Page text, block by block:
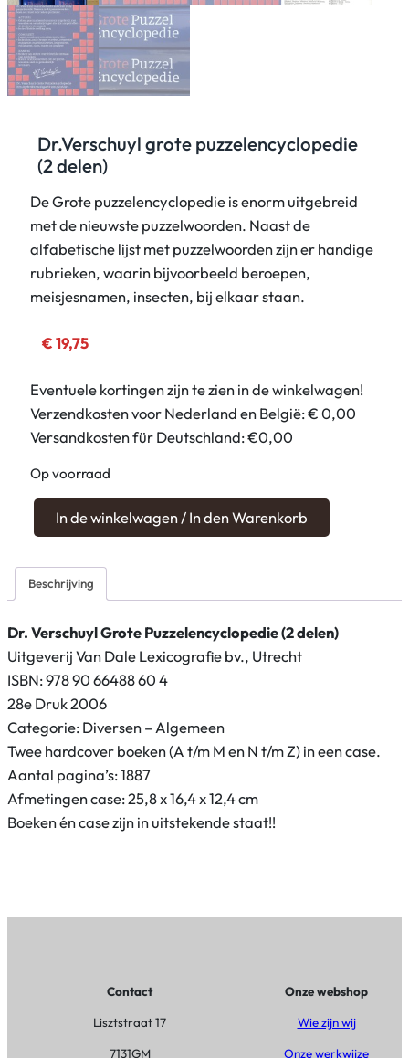
Dr.Verschuyl grote puzzelencyclopedie
(2 delen)
De Grote puzzelencyclopedie is enorm uitgebreid
met de nieuwste puzzelwoorden. Naast de
alfabetische lijst met puzzelwoorden zijn er handige
rubrieken, waarin bijvoorbeeld beroepen,
meisjesnamen, insecten, bij elkaar staan.
€19,75
Eventuele kortingen zijn te zien in de winkelwagen!
Verzendkosten voor Nederland en België: € 0,00
Versandkosten für Deutschland: €0,00
Op voorraad
r
V
r
s
c
h
u
y
l
g
r
p
In de winkelwagen / In den Warenkorb
Beschrijving
Dr. Verschuyl Grote Puzzelencyclopedie (2 delen)
Uitgeverij Van Dale Lexicografie bv., Utrecht
ISBN: 978 90 66488 60 4
28e Druk 2006
Categorie: Diversen – Algemeen
Twee hardcover boeken (A t/m M en N t/m Z) in een case.
Aantal pagina’s: 1887
Afmetingen case: 25,8 x 16,4 x 12,4 cm
Boeken én case zijn in uitstekende staat!!
Contact Onze webshop
Lisztstraat 17 Wie zijn wij
7131GM Onze werkwijze